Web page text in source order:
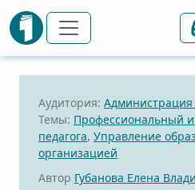
Аудитория:
Темы: Профессиональный
педагога, Управление
организацией
Автор Губанова Елена